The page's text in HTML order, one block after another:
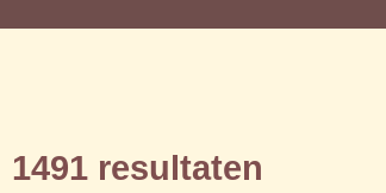
1491 resultaten